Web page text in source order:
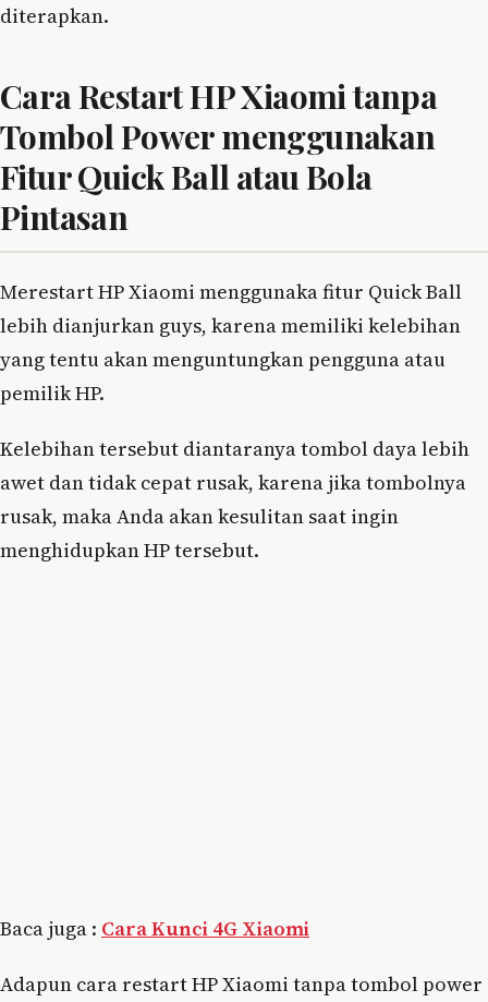
diterapkan.
Cara Restart HP Xiaomi tanpa
Tombol Power menggunakan
Fitur Quick Ball atau Bola
Pintasan
Merestart HP Xiaomi menggunaka fitur Quick Ball
lebih dianjurkan guys, karena memiliki kelebihan
yang tentu akan menguntungkan pengguna atau
pemilik HP.
Kelebihan tersebut diantaranya tombol daya lebih
awet dan tidak cepat rusak, karena jika tombolnya
rusak, maka Anda akan kesulitan saat ingin
menghidupkan HP tersebut.
Baca juga : Cara Kunci 4G Xiaomi
Adapun cara restart HP Xiaomi tanpa tombol power